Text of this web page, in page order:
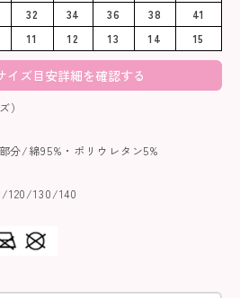
32 34 36 38
41
11 12 13 14 15
イズ目安詳細を確認する
/綿95%・ポリウレタン5%
130/140